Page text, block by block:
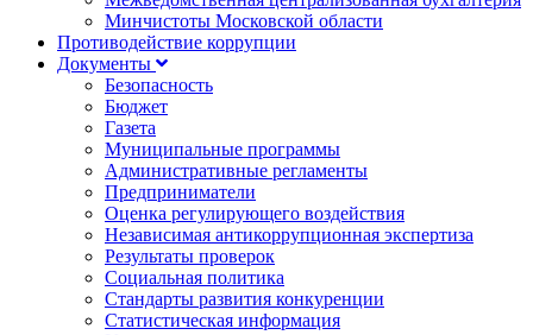
Минчистоты Московской области
Противодействие коррупции
Документы
Безопасность
Бюджет
Газета
Муниципальные программы
Административные регламенты
Предприниматели
Оценка регулирующего воздействия
Независимая антикоррупционная экспертиза
Результаты проверок
Социальная политика
Стандарты развития конкуренции
Статистическая информация